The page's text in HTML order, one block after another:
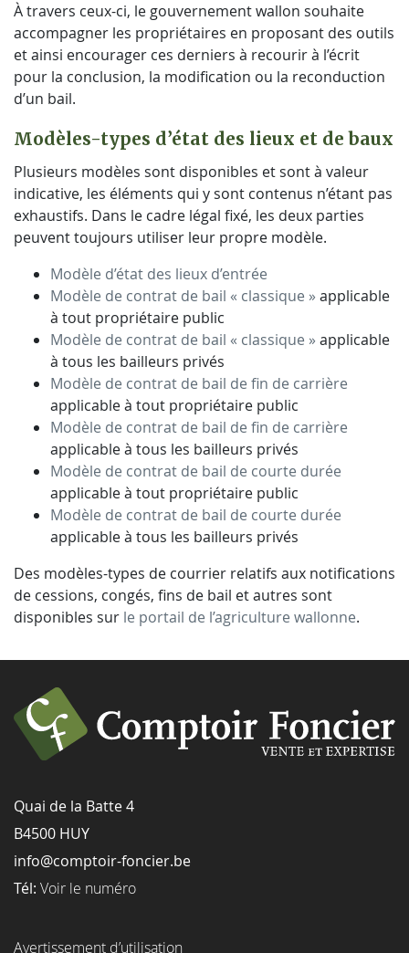
À travers ceux-ci, le gouvernement wallon souhaite
accompagner les propriétaires en proposant des outils
et ainsi encourager ces derniers à recourir à l’écrit
pour la conclusion, la modification ou la reconduction
d’un bail.
Modèles-types d’état des lieux et de baux
Plusieurs modèles sont disponibles et sont à valeur
indicative, les éléments qui y sont contenus n’étant pas
exhaustifs. Dans le cadre légal fixé, les deux parties
peuvent toujours utiliser leur propre modèle.
Modèle d’état des lieux d’entrée
Modèle de contrat de bail « classique »applicable
à tout propriétaire public
Modèle de contrat de bail « classique »applicable
à tous les bailleurs privés
Modèle de contrat de bail de fin de carrière
applicable à tout propriétaire public
Modèle de contrat de bail de fin de carrière
applicable à tous les bailleurs privés
Modèle de contrat de bail de courte durée
applicable à tout propriétaire public
Modèle de contrat de bail de courte durée
applicable à tous les bailleurs privés
Des modèles-types de courrier relatifs aux notifications
de cessions, congés, fins de bail et autres sont
disponibles sur le portail de l’agriculture wallonne.
Quai de la Batte 4
B4500 HUY
info@comptoir-foncier.be
Tél: Voir le numéro
Avertissement d’utilisation